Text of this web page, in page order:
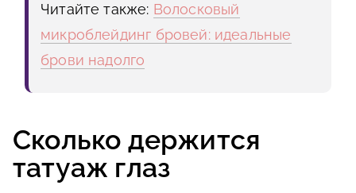
Читайте также: Волосковый
микроблейдинг бровей: идеальные
брови надолго
Сколько держится
татуаж глаз